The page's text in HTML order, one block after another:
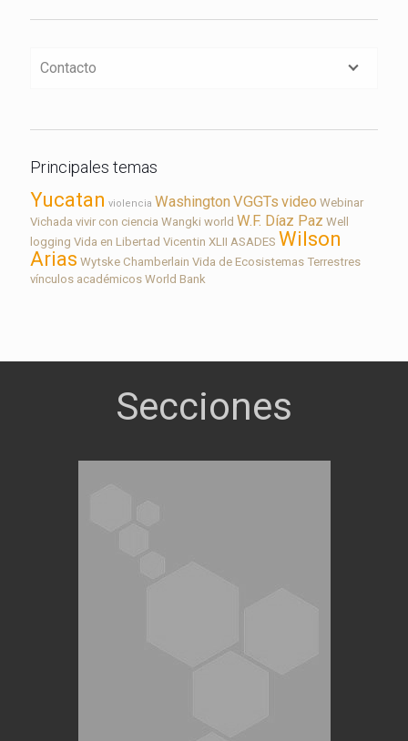
Contacto
Principales temas
Yucatan violencia WashingtonVGGTs video Webinar
Vichada vivir con ciencia Wangki world W.F. Díaz Paz Well
logging Vida en Libertad Vicentin XLII ASADES Wilson
Arias Wytske Chamberlain Vida de Ecosistemas Terrestres
vínculos académicos World Bank